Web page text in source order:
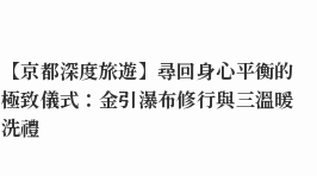
【京都深度旅遊】尋回身心平衡的
極致儀式：金引瀑布修行與三溫暖
洗禮